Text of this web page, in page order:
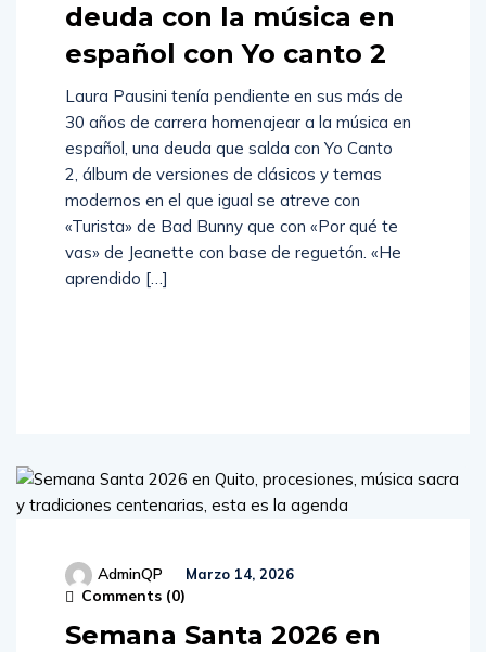
deuda con la música en
español con Yo canto 2
Laura Pausini tenía pendiente en sus más de
30 años de carrera homenajear a la música en
español, una deuda que salda con Yo Canto
2, álbum de versiones de clásicos y temas
modernos en el que igual se atreve con
«Turista» de Bad Bunny que con «Por qué te
vas» de Jeanette con base de reguetón. «He
aprendido […]
AdminQP Marzo 14, 2026
Comments (0)
Semana Santa 2026 en